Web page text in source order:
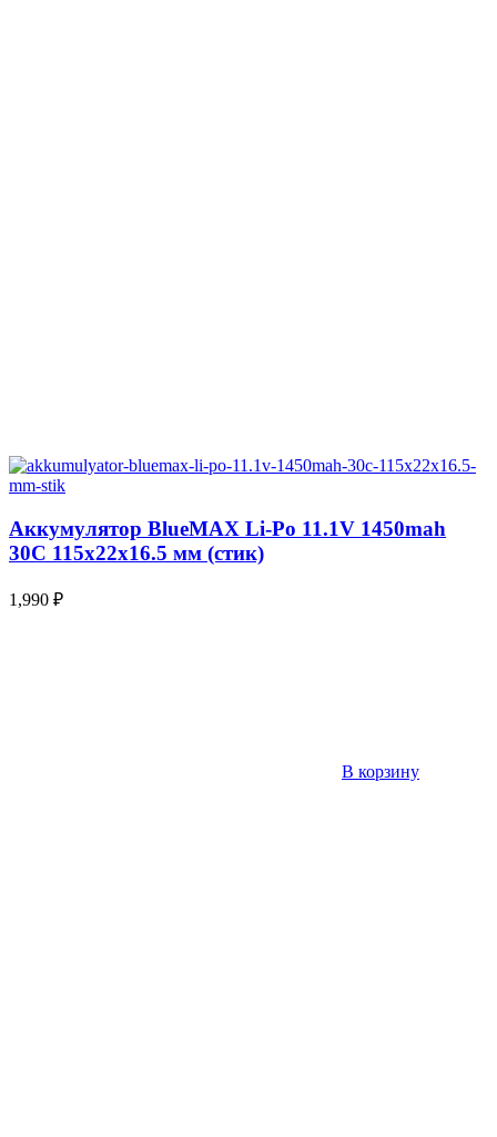
Аккумулятор BlueMAX Li-Po 11.1V 1450mah
30C 115x22x16.5 мм (стик)
1,990 ₽
В корзину